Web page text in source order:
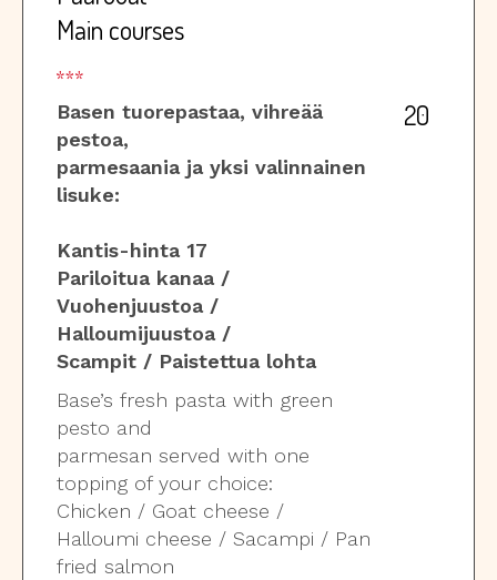
Main courses
Basen tuorepastaa, vihreää
pestoa,
parmesaania ja yksi valinnainen
lisuke:
Kantis-hinta 17
Pariloitua kanaa /
Vuohenjuustoa /
Halloumijuustoa /
Scampit / Paistettua lohta
Base’s fresh pasta with green
pesto and
parmesan served with one
topping of your choice:
Chicken / Goat cheese /
Halloumi cheese / Sacampi / Pan
fried salmon
20